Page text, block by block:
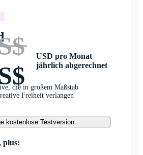
USD pro Monat
jährlich abgerechnet
die in großem Maßstab
Freiheit verlangen
kostenlose Testversion
plus: